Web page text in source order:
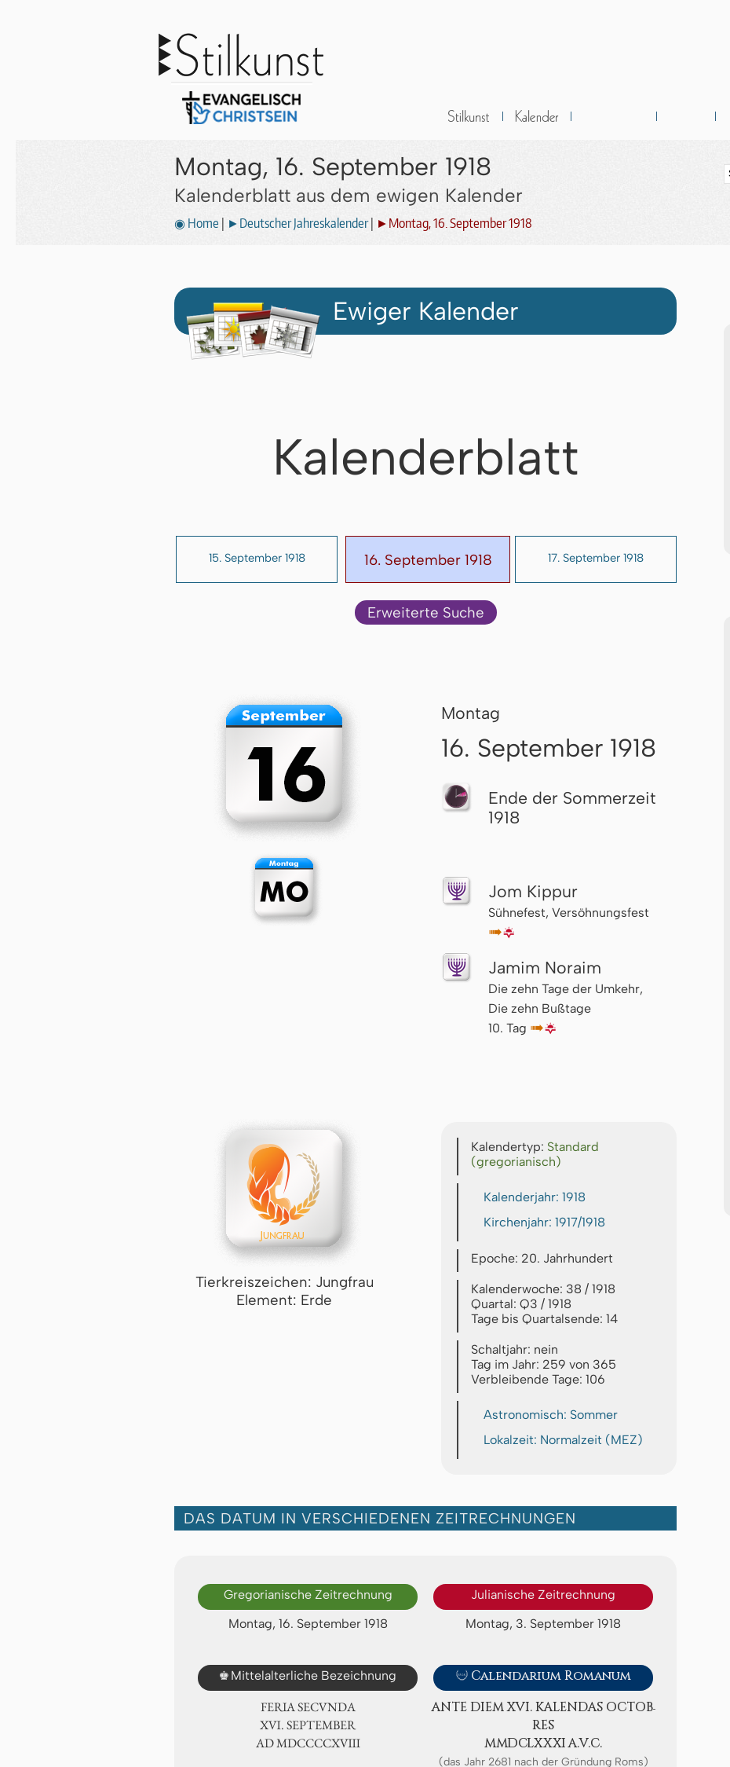
Montag, 16. September 1918
Kalenderblatt aus dem ewigen Kalender
◉ Home ►Deutscher Jahreskalender| ►Montag, 16. September 1918
Ewiger Kalender
Kalenderblatt
15. September 1918 16. September 1918 17. September 1918
Erweiterte Suche
Montag
16. September 1918
Ende der Sommerzeit
1918
Jom Kippur
Sühnefest, Versöhnungsfest
↦🌇
Jamim Noraim
Die zehn Tage der Umkehr,
Die zehn Bußtage
10. Tag ↦🌇
Tierkreiszeichen: Jungfrau
Element: Erde
Kalendertyp: Standard
(gregorianisch)
Kalenderjahr: 1918
Kirchenjahr: 1917/1918
Epoche: 20. Jahrhundert
Kalenderwoche: 38 / 1918
Quartal: Q3 / 1918
Tage bis Quartalsende: 14
Schaltjahr: nein
Tag im Jahr: 259 von 365
Verbleibende Tage: 106
Astronomisch: Sommer
Lokalzeit: Normalzeit (MEZ)
DAS DATUM IN VERSCHIEDENEN ZEITRECHNUNGEN
Gregorianische Zeitrechnung
Montag, 16. September 1918
Julianische Zeitrechnung
Montag, 3. September 1918
♚ Mittelalterliche Bezeichnung
FERIA SECUNDA
ⅩⅥ. SEPTEMBER
AD ⅯⅮⅭⅭⅭⅭⅩⅧ
 Calendarium Romanum
ANTE DIEM XVI. KA­LEN­DAS OC­TOB­
RES
ⅯⅯⅮⅭⅬⅩⅩⅪ A.V.C.
(das Jahr 2681 nach der Gründung Roms)